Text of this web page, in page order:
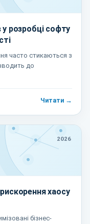
у розробці софту
часто стикаються з
до
Читати →
2026
хаосу
бізнес-